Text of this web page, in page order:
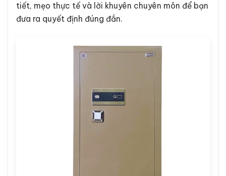
tiết, mẹo thực tế và lời khuyên chuyên môn để bạn
đưa ra quyết định đúng đắn.